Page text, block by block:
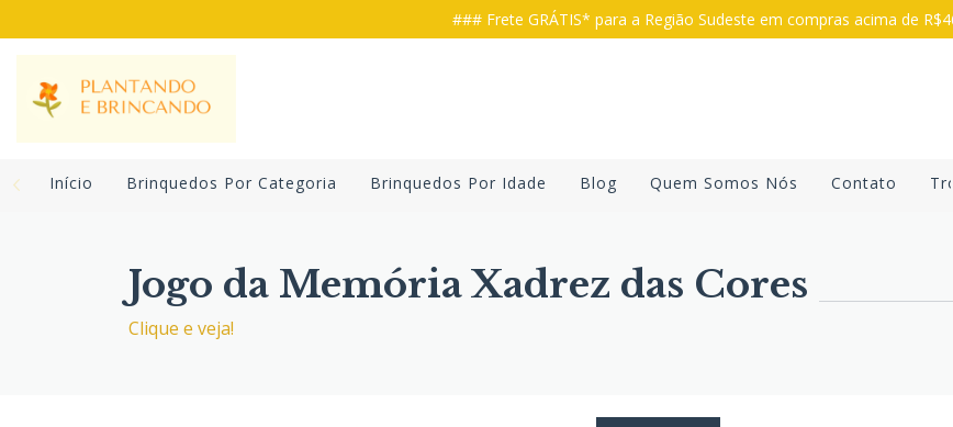
### Frete GRÁTIS* para a Região Sudeste em compras acima de
Início Brinquedos Por Categoria Brinquedos Por Idade Blog Quem Somos Nós Contato
Jogo da Memória Xadrez das Cores
Clique e veja!